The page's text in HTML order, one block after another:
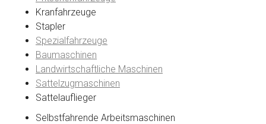
Kranfahrzeuge
Stapler
Spezialfahrzeuge
Baumaschinen
Landwirtschaftliche Maschinen
Sattelzugmaschinen
Sattelauflieger
Selbstfahrende Arbeitsmaschinen